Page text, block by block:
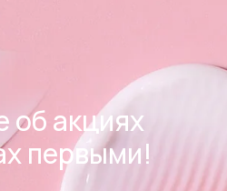
об акциях
первыми!